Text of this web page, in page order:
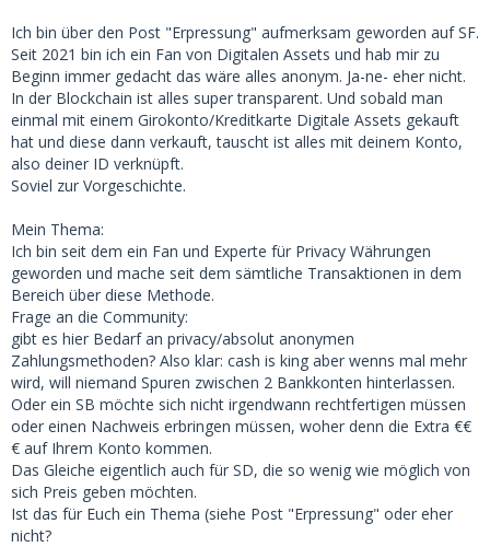
Ich bin über den Post "Erpressung" aufmerksam geworden auf SF.
Seit 2021 bin ich ein Fan von Digitalen Assets und hab mir zu
Beginn immer gedacht das wäre alles anonym. Ja-ne- eher nicht.
In der Blockchain ist alles super transparent. Und sobald man
einmal mit einem Girokonto/Kreditkarte Digitale Assets gekauft
hat und diese dann verkauft, tauscht ist alles mit deinem Konto,
also deiner ID verknüpft.
Soviel zur Vorgeschichte.
Mein Thema:
Ich bin seit dem ein Fan und Experte für Privacy Währungen
geworden und mache seit dem sämtliche Transaktionen in dem
Bereich über diese Methode.
Frage an die Community:
gibt es hier Bedarf an privacy/absolut anonymen
Zahlungsmethoden? Also klar: cash is king aber wenns mal mehr
wird, will niemand Spuren zwischen 2 Bankkonten hinterlassen.
Oder ein SB möchte sich nicht irgendwann rechtfertigen müssen
oder einen Nachweis erbringen müssen, woher denn die Extra €€
€ auf Ihrem Konto kommen.
Das Gleiche eigentlich auch für SD, die so wenig wie möglich von
sich Preis geben möchten.
Ist das für Euch ein Thema (siehe Post "Erpressung" oder eher
nicht?